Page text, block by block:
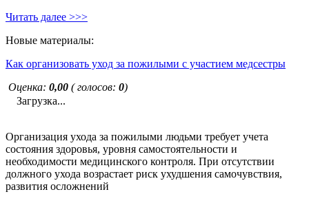
Читать далее >>>
Новые материалы:
Как организовать уход за пожилыми с участием медсестры
Оценка: 0,00 ( голосов: 0)
Загрузка...
Организация ухода за пожилыми людьми требует учета
состояния здоровья, уровня самостоятельности и
необходимости медицинского контроля. При отсутствии
должного ухода возрастает риск ухудшения самочувствия,
развития осложнений